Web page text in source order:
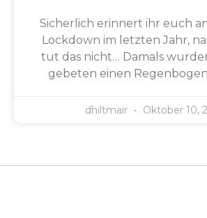
Sicherlich erinnert ihr euch
Lockdown im letzten Jahr,
tut das nicht… Damals
gebeten einen
dhiltmair Oktober 10,